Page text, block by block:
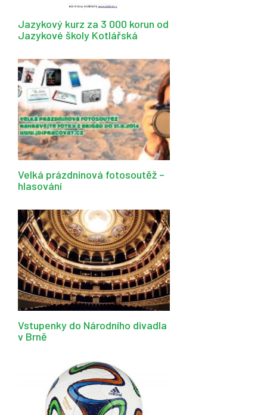
Jazykový kurz za 3 000 korun od
Jazykové školy Kotlářská
Velká prázdninová fotosoutěž –
hlasování
Vstupenky do Národního divadla
v Brně